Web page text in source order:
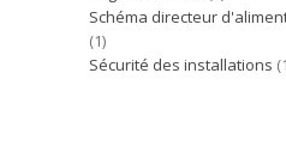
Schéma directeur
(1)
Sécurité des installations